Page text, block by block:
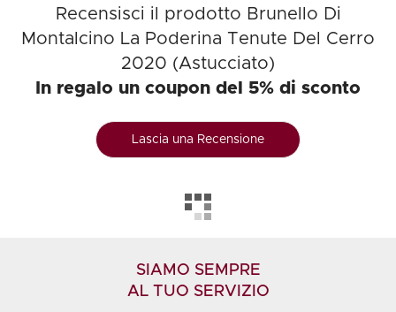
Recensisci il prodotto Brunello Di
Montalcino La Poderina Tenute Del Cerro
2020 (Astucciato)
In regalo un coupon del 5% di sconto
Lascia una Recensione
SIAMO SEMPRE
AL TUO SERVIZIO